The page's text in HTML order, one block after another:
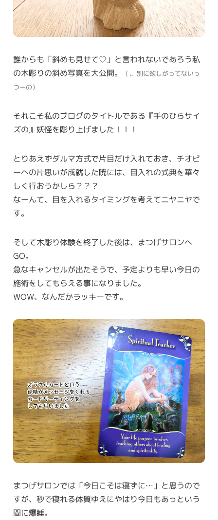
誰からも「斜めも見せて♡」と言われないであろう私
の木彫りの斜め写真を大公開。
（← 別に欲しがってないっ
つーの）
それこそ私のブログのタイトルである『手のひらサイ
ズの』妖怪を彫り上げました！！！
とりあえずダルマ方式で片目だけ入れておき、チオビ
ーへの片思いが成就した暁には、目入れの式典を華々
しく行おうかしら？？？
なーんて、目を入れるタイミングを考えてニヤニヤで
す。
そして木彫り体験を終了した後は、まつげサロンへ
GO。
急なキャンセルが出たそうで、予定よりも早い今日の
施術をしてもらえる事になりました。
WOW、なんだかラッキーです。
まつげサロンでは「今日こそは寝ずに…」と思うので
すが、秒で寝れる体質ゆえにやはり今日もあっという
間に爆睡。